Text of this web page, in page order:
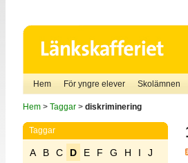
Hem För yngre elever Skolämnen
Hem> Taggar> diskriminering
Taggar
A B C D E F G H I
J